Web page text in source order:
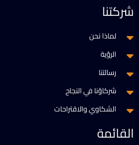
شركتنا
لماذا نحن
الرؤية
رسالتنا
شركاؤنا في النجاح
الشكاوي والاقتراحات
القائمة